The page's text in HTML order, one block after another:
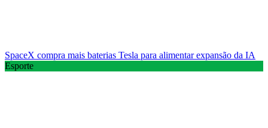
SpaceX compra mais baterias Tesla para alimentar expansão da IA
Esporte